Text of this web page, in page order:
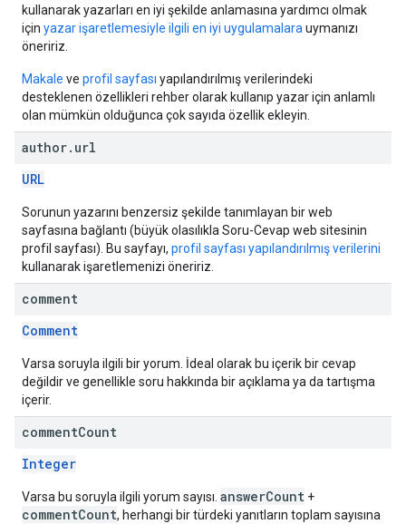
kullanarak yazarları en iyi şekilde anlamasına yardımcı olmak
için yazar işaretlemesiyle ilgili en iyi uygulamalara uymanızı
öneririz.
Makale ve profil sayfası yapılandırılmış verilerindeki
desteklenen özellikleri rehber olarak kullanıp yazar için anlamlı
olan mümkün olduğunca çok sayıda özellik ekleyin.
author. url
URL
Sorunun yazarını benzersiz şekilde tanımlayan bir web
sayfasına bağlantı (büyük olasılıkla Soru-Cevap web sitesinin
profil sayfası). Bu sayfayı, profil sayfası yapılandırılmış verilerini
kullanarak işaretlemenizi öneririz.
comment
Comment
Varsa soruyla ilgili bir yorum. İdeal olarak bu içerik bir cevap
değildir ve genellikle soru hakkında bir açıklama ya da tartışma
içerir.
commentCount
Integer
Varsa bu soruyla ilgili yorum sayısı. answerCount +
commentCount, herhangi bir türdeki yanıtların toplam sayısına